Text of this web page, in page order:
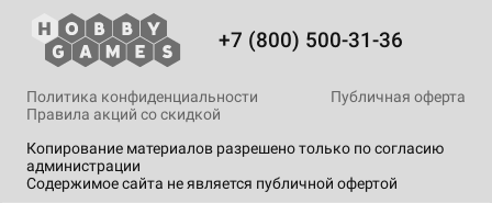
+7 (800) 500-31-36
Копирование материалов разрешено только по согласию
администрации
Содержимое сайта не является публичной офертой
Политика конфиденциальности
Публичная оферта
Правила акций со скидкой